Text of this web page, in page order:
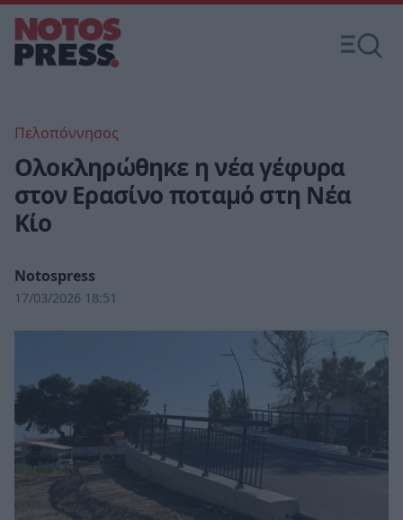
Πελοπόννησος
Ολοκληρώθηκε η νέα γέφυρα
στον Ερασίνο ποταμό στη Νέα
Κίο
Notospress
17/03/2026 18:51